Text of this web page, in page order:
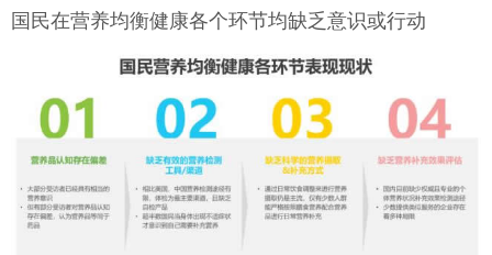
国民在营养均衡健康各个环节均缺乏意识或行动